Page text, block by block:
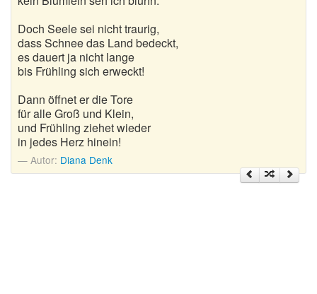
Muttertagsgedichte
Neujahrsgedichte
Nikolausgedichte
Ostergedichte
Romantische Gedichte
Doch Seele sei nicht traurig,
dass Schnee das Land bedeckt,
es dauert ja nicht lange
bis Frühling sich erweckt!
Dann öffnet er die Tore
für alle Groß und Klein,
und Frühling ziehet wieder
in jedes Herz hinein!
Autor: Diana Denk